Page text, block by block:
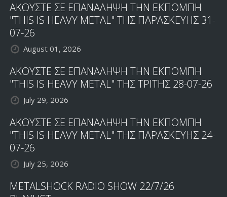
ΑΚΟΥΣΤΕ ΣΕ ΕΠΑΝΑΛΗΨΗ ΤΗΝ ΕΚΠΟΜΠΗ
"THIS IS HEAVY METAL" ΤΗΣ ΠΑΡΑΣΚΕΥΗΣ 31-
07-26
August 01, 2026
ΑΚΟΥΣΤΕ ΣΕ ΕΠΑΝΑΛΗΨΗ ΤΗΝ ΕΚΠΟΜΠΗ
"THIS IS HEAVY METAL" ΤΗΣ ΤΡΙΤΗΣ 28-07-26
July 29, 2026
ΑΚΟΥΣΤΕ ΣΕ ΕΠΑΝΑΛΗΨΗ ΤΗΝ ΕΚΠΟΜΠΗ
"THIS IS HEAVY METAL" ΤΗΣ ΠΑΡΑΣΚΕΥΗΣ 24-
07-26
July 25, 2026
METALSHOCK RADIO SHOW 22/7/26